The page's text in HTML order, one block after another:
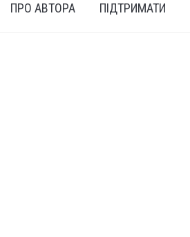
ПРО АВТОРА ПІДТРИМАТИ